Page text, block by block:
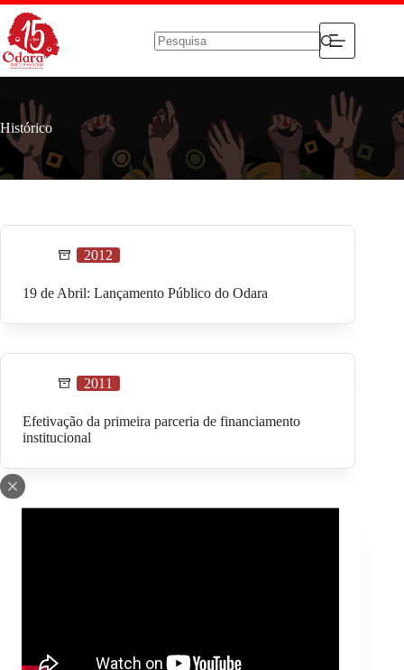
Pular
para
conteúdo
resultados
Histórico
2012
19 de Abril: Lançamento Público do Odara
2011
Efetivação da primeira parceria de financiamento
institucional
2010